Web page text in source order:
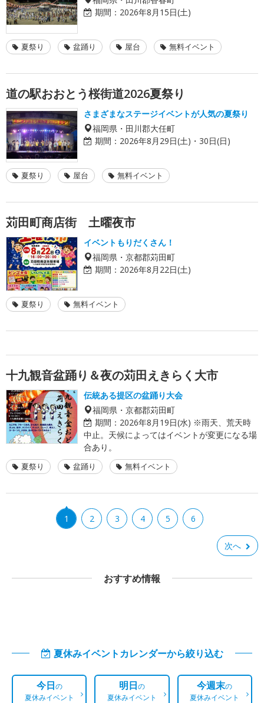
期間： 2026年8月15日(土)
夏祭り 盆踊り 屋台 無料イベント
道の駅おおとう桜街道2026夏祭り
さまざまなステージイベントが人気の夏祭り
福岡県・田川郡大任町
期間： 2026年8月29日(土)・30日(日)
夏祭り 屋台 無料イベント
苅田町商店街 土曜夜市
イベントもりだくさん！
福岡県・京都郡苅田町
期間： 2026年8月22日(土)
夏祭り 無料イベント
十九観音盆踊り＆夜の苅田えきらく大市
伝統ある提区の盆踊り大会
福岡県・京都郡苅田町
期間： 2026年8月19日(水) ※雨天、荒天時
中止。天候によってはイベントが変更になる場
合あり。
夏祭り 盆踊り 無料イベント
1 2 3 4 5 6
次へ
おすすめ情報
夏休みイベントカレンダーから絞り込む
今日の
夏休みイベント
明日の
夏休みイベント
今週末の
夏休みイベント